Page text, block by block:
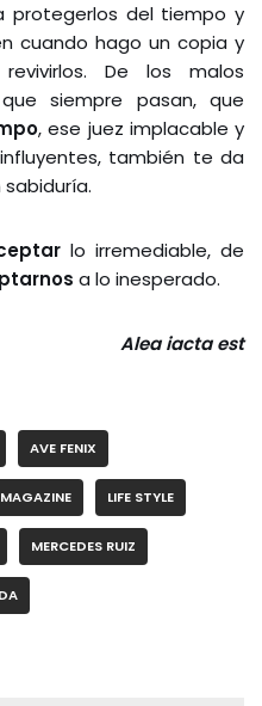
protegerlos del tiempo y
cuando hago un copia y
De los malos
siempre pasan, que
, ese juez implacable y
también te da
lo irremediable, de
a lo inesperado.
Alea iacta est
AVE FENIX
LIFE STYLE
MERCEDES RUIZ